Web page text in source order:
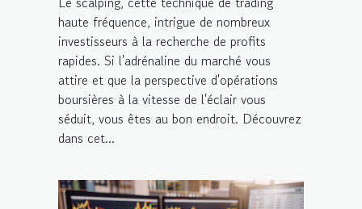
haute fréquence, intrigue de nombreux
investisseurs à la recherche de profits
rapides. Si l'adrénaline du marché vous
attire et que la perspective d'opérations
boursières à la vitesse de l'éclair vous
séduit, vous êtes au bon endroit. Découvrez
dans cet...